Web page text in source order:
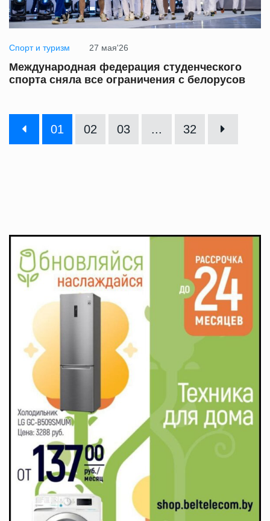
Спорт и туризм 27 мая'26
Международная федерация студенческого
спорта сняла все ограничения с белорусов
01 02 03 ... 32